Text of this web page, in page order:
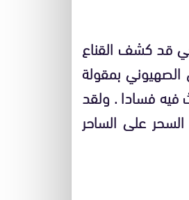
قد كشف القناع
الصهيوني بمقولة
فيه فسادا . ولقد
السحر على الساحر